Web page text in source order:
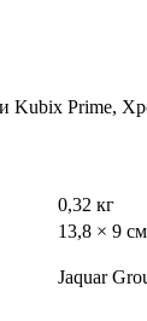
Kubix Prime,
0,32 кг
13,8 × 9 см
Jaquar